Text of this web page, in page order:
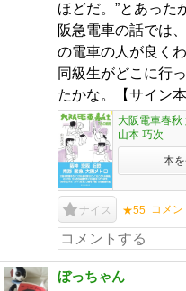
ほどだ。”とあった
阪急電車の話では
の電車の人が良く
同級生がどこに行
たかな。【サイン本
大阪電車春
山本 巧次
本
ナイス ★55 コメン
ぼっちゃん